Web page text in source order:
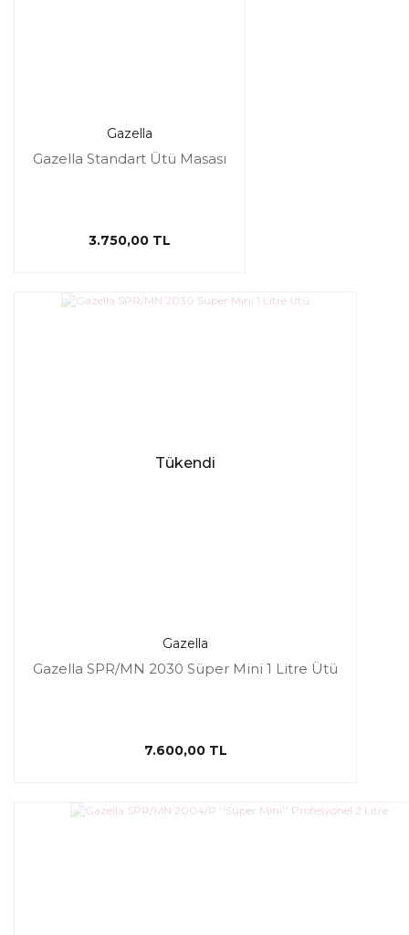
Gazella
Gazella Standart Ütü Masası
3.750,00 TL
Tükendi
Gazella
Gazella SPR/MN 2030 Süper Mini 1 Litre Ütü
7.600,00 TL